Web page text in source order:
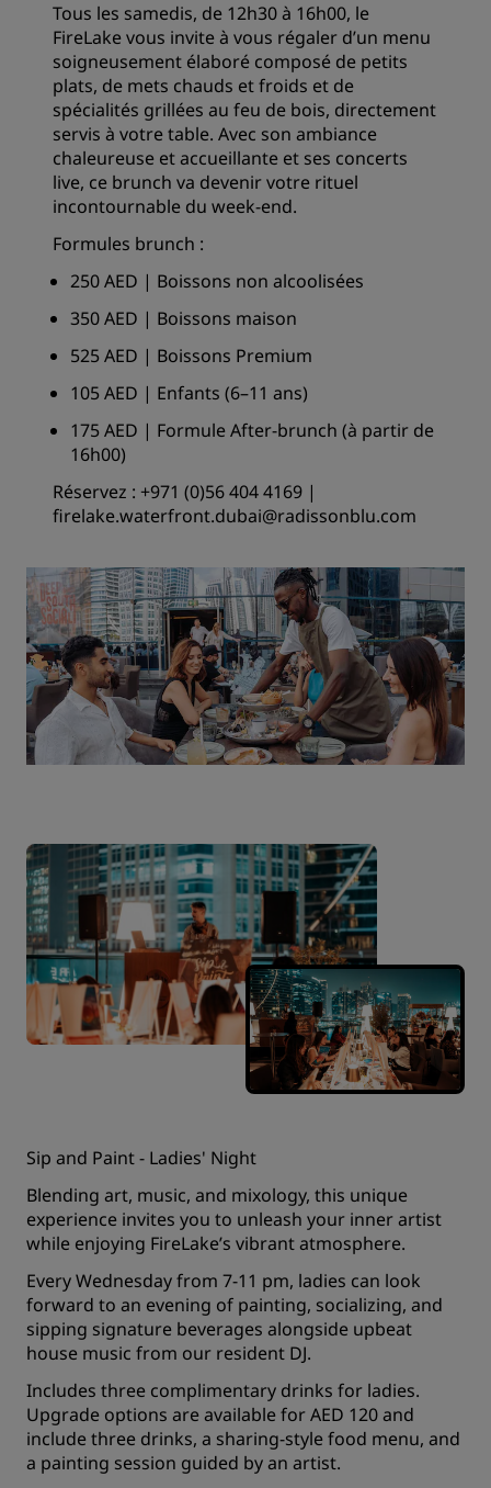
Tous les samedis, de 12h30 à 16h00, le
FireLake vous invite à vous régaler d’un menu
soigneusement élaboré composé de petits
plats, de mets chauds et froids et de
spécialités grillées au feu de bois, directement
servis à votre table. Avec son ambiance
chaleureuse et accueillante et ses concerts
live, ce brunch va devenir votre rituel
incontournable du week-end.
Formules brunch :
250 AED | Boissons non alcoolisées
350 AED | Boissons maison
525 AED | Boissons Premium
105 AED | Enfants (6–11 ans)
175 AED | Formule After-brunch (à partir de
16h00)
Réservez : +971 (0)56 404 4169 |
firelake.waterfront.dubai@radissonblu.com
Sip and Paint - Ladies' Night
Blending art, music, and mixology, this unique
experience invites you to unleash your inner artist
while enjoying FireLake’s vibrant atmosphere.
Every Wednesday from 7-11 pm, ladies can look
forward to an evening of painting, socializing, and
sipping signature beverages alongside upbeat
house music from our resident DJ.
Includes three complimentary drinks for ladies.
Upgrade options are available for AED 120 and
include three drinks, a sharing-style food menu, and
a painting session guided by an artist.